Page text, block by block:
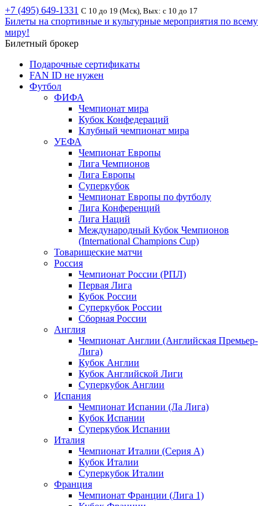
+7 (495) 649-1331 С 10 до 19 (Мск), Вых: с 10 до 17
Билеты на спортивные и культурные мероприятия по всему
миру!
Билетный брокер
Подарочные сертификаты
FAN ID не нужен
Футбол
ФИФА
Чемпионат мира
Кубок Конфедераций
Клубный чемпионат мира
УЕФА
Чемпионат Европы
Лига Чемпионов
Лига Европы
Суперкубок
Чемпионат Европы по футболу
Лига Конференций
Лига Наций
Международный Кубок Чемпионов
(International Champions Cup)
Товарищеские матчи
Россия
Чемпионат России (РПЛ)
Первая Лига
Кубок России
Суперкубок России
Сборная России
Англия
Чемпионат Англии (Английская Премьер-
Лига)
Кубок Англии
Кубок Английской Лиги
Суперкубок Англии
Испания
Чемпионат Испании (Ла Лига)
Кубок Испании
Суперкубок Испании
Италия
Чемпионат Италии (Серия А)
Кубок Италии
Суперкубок Италии
Франция
Чемпионат Франции (Лига 1)